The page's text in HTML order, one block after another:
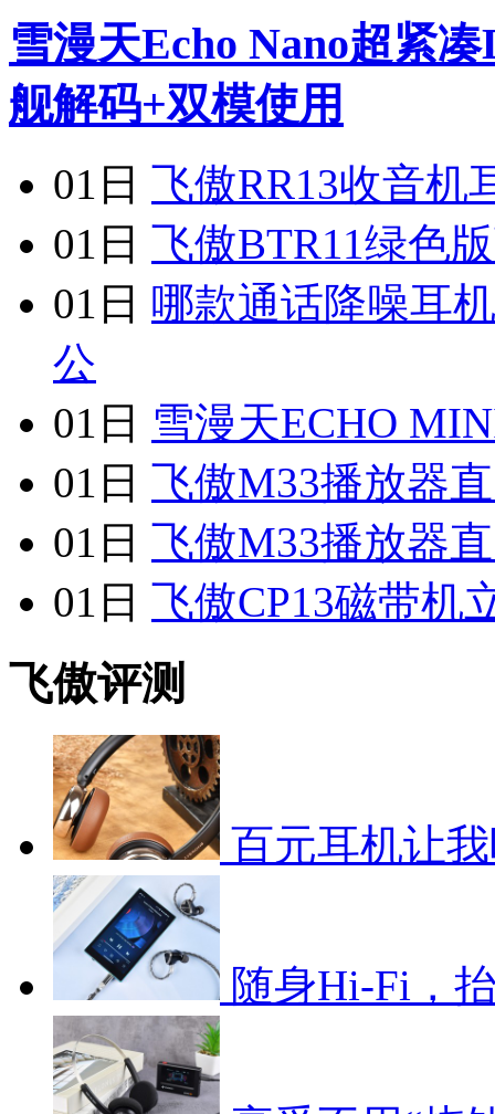
雪漫天Echo Nano超紧
舰解码+双模使用
01日 飞傲RR13收音机
01日 飞傲BTR11绿色
01日 哪款通话降噪耳
公
01日 雪漫天ECHO
01日 飞傲M33播放器
01日 飞傲M33播放器
01日 飞傲CP13磁带机
飞傲评测
百元耳机让
随身Hi-Fi，